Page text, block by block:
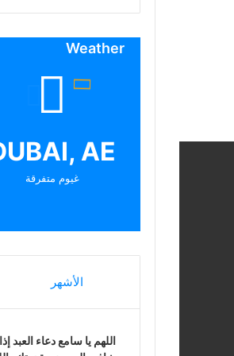
Weather
AE
غيوم متفرقة
الأشهر
اللهم يا سامع دعاء العبد